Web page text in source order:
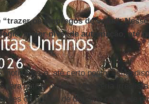
os empregos de volta”.
maior nível de automação, até
motivadas e, até certo ponto, estão
para outros países. Mas seria
de postos de trabalho como ele